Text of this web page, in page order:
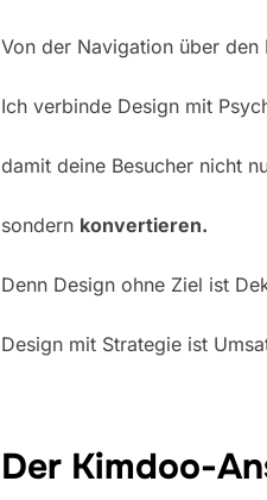
Von der Navigation über
Ich verbinde Design mit
damit deine Besucher nicht
sondern konvertieren.
Denn Design ohne Ziel ist
Design mit Strategie ist
Der Kimdoo-